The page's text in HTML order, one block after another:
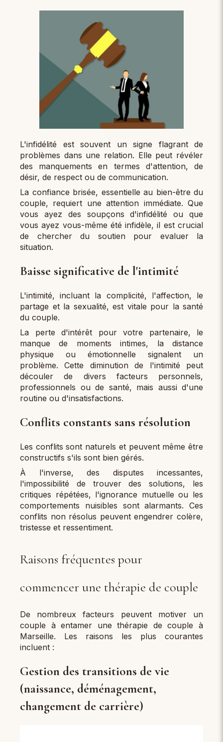
L'infidélité est souvent un signe flagrant de
problèmes dans une relation. Elle peut révéler
des manquements en termes d'attention, de
désir, de respect ou de communication.
La confiance brisée, essentielle au bien-être du
couple, requiert une attention immédiate. Que
vous ayez des soupçons d'infidélité ou que
vous ayez vous-même été infidèle, il est crucial
de chercher du soutien pour evaluer la
situation.
Baisse significative de l'intimité
L'intimité, incluant la complicité, l'affection, le
partage et la sexualité, est vitale pour la santé
du couple.
La perte d'intérêt pour votre partenaire, le
manque de moments intimes, la distance
physique ou émotionnelle signalent un
problème. Cette diminution de l'intimité peut
découler de divers facteurs personnels,
professionnels ou de santé, mais aussi d'une
routine ou d'insatisfactions.
Conflits constants sans résolution
Les conflits sont naturels et peuvent même être
constructifs s'ils sont bien gérés.
À l'inverse, des disputes incessantes,
l'impossibilité de trouver des solutions, les
critiques répétées, l'ignorance mutuelle ou les
comportements nuisibles sont alarmants. Ces
conflits non résolus peuvent engendrer colère,
tristesse et ressentiment.
Raisons fréquentes pour
commencer une thérapie de couple
De nombreux facteurs peuvent motiver un
couple à entamer une thérapie de couple à
Marseille. Les raisons les plus courantes
incluent :
Gestion des transitions de vie
(naissance, déménagement,
changement de carrière)